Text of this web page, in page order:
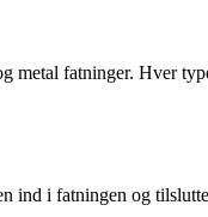
fatninger. Hver
i fatningen og